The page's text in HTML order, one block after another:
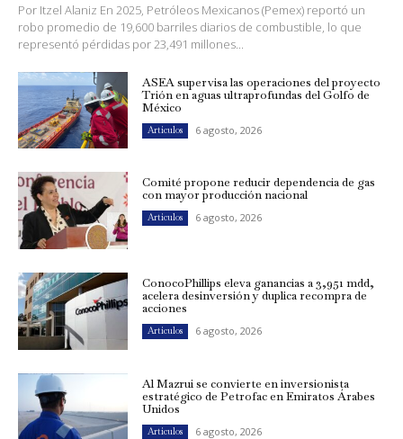
Por Itzel Alaniz En 2025, Petróleos Mexicanos (Pemex) reportó un
robo promedio de 19,600 barriles diarios de combustible, lo que
representó pérdidas por 23,491 millones...
ASEA supervisa las operaciones del proyecto
Trión en aguas ultraprofundas del Golfo de
México
Artículos 6 agosto, 2026
Comité propone reducir dependencia de gas
con mayor producción nacional
Artículos 6 agosto, 2026
ConocoPhillips eleva ganancias a 3,951 mdd,
acelera desinversión y duplica recompra de
acciones
Artículos 6 agosto, 2026
Al Mazrui se convierte en inversionista
estratégico de Petrofac en Emiratos Árabes
Unidos
Artículos 6 agosto, 2026